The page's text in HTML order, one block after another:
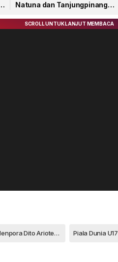
Natuna dan Tanjungpinang
Menpora Dito Ariotedjo Piala Dunia U17